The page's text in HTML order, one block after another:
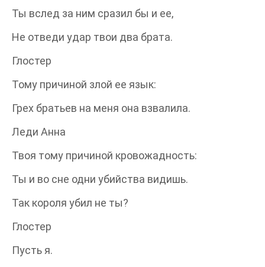
Ты вслед за ним сразил бы и ее,
Не отведи удар твои два брата.
Глостер
Тому причиной злой ее язык:
Грех братьев на меня она взвалила.
Леди Анна
Твоя тому причиной кровожадность:
Ты и во сне одни убийства видишь.
Так короля убил не ты?
Глостер
Пусть я.